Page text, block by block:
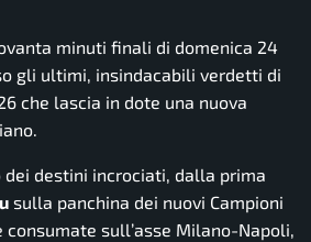
minuti finali di domenica 24
gli ultimi, insindacabili verdetti di
che lascia in dote una nuova
destini incrociati, dalla prima
sulla panchina dei nuovi Campioni
consumate sull’asse Milano-Napoli,